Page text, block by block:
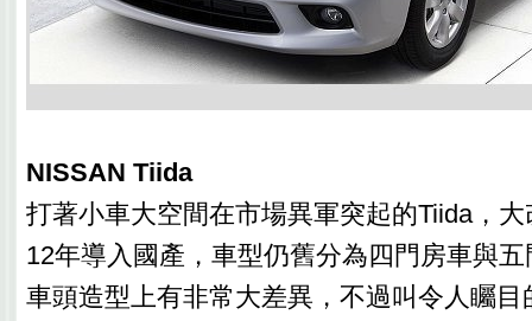
NISSAN Tiida
打著小車大空間在市場異軍突起的Tiida，
12年導入國產，車型仍舊分為四門房車與
車頭造型上有非常大差異，不過叫令人矚目